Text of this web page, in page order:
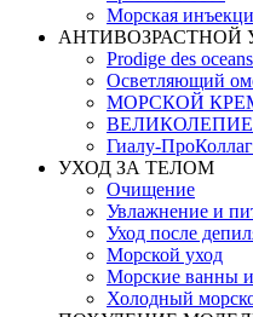
Морская
АНТИВОЗРАСТНОЙ
Prodige des
Осветляющий
МОРСКОЙ
ВЕЛИКОЛЕПИЕ
Гиалу-
УХОД ЗА ТЕЛОМ
Очищение
Увлажнение и
Уход после
Морской уход
Морские ванны
Холодный